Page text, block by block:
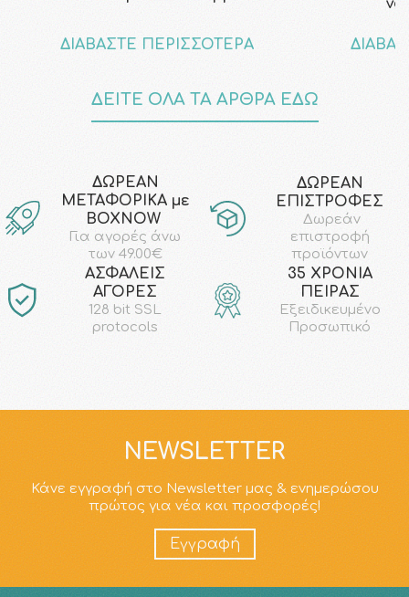
ΔΙΑΒΑΣΤΕ ΠΕΡΙΣΣΟΤΕΡΑ
να
ΔΕΙΤΕ ΟΛΑ ΤΑ ΑΡΘΡΑ ΕΔΩ
ΔΩΡΕΑΝ
ΜΕΤΑΦΟΡΙΚΑ με
ΒΟΧΝΟW
Για αγορές άνω
των 49.00€
ΔΩΡΕΑΝ
ΕΠΙΣΤΡΟΦΕΣ
Δωρεάν
επιστροφή
προϊόντων
AΣΦΑΛΕΙΣ
ΑΓΟΡΕΣ
128 bit SSL
protocols
35 ΧΡΟΝΙΑ
ΠΕΙΡΑΣ
Εξειδικευμένο
Προσωπικό
NEWSLETTER
Κάνε εγγραφή στο Newsletter μας & ενημερώσου
πρώτος για νέα και προσφορές!
Εγγραφή